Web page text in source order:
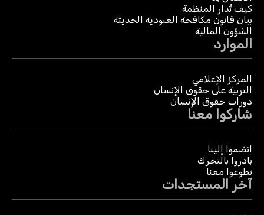
كيف تُدار المنظمة
بيان قانون مكافحة العبودية الحديثة
الشؤون المالية
الموارد
المركز الإعلامي
التربية على حقوق الإنسان
دورات حقوق الإنسان
شاركوا معنا
انضموا إلينا
بادروا بالتحرك
تطوعوا معنا
آخر المستجدات